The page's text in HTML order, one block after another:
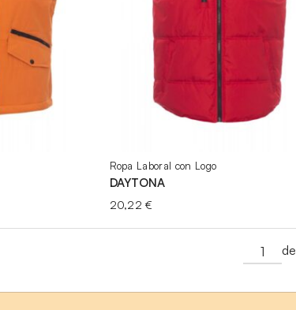
Ropa Laboral con Logo
DAYTONA
20,22€